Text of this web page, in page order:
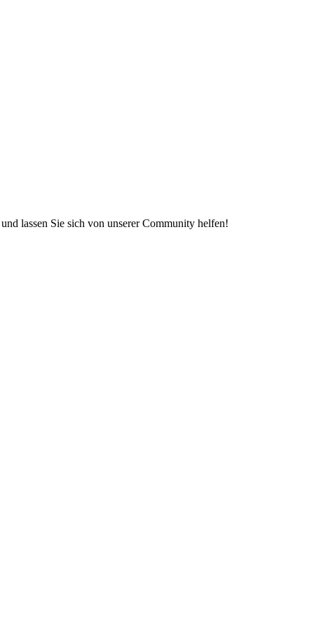
lassen Sie sich von unserer Community helfen!